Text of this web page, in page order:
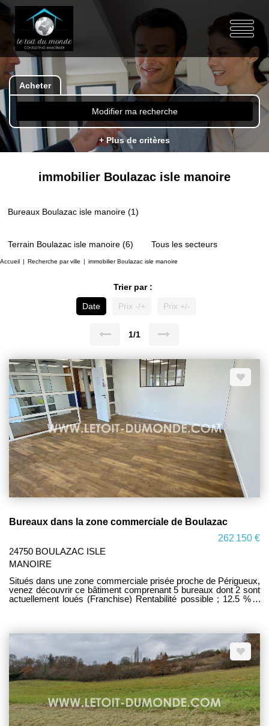
Acheter
Modifier ma recherche
+ Plus de critères
immobilier Boulazac isle manoire
Bureaux Boulazac isle manoire (1)
Terrain Boulazac isle manoire (6) Tous les secteurs
Accueil Recherche par ville immobilier Boulazac isle manoire
Trier par :
Date
Prix -/+ Prix +/-
1/1
Bureaux dans la zone commerciale de Boulazac
262 150 €
24750 BOULAZAC ISLE
MANOIRE
Situés dans une zone commerciale prisée proche de Périgueux,
venez découvrir ce bâtiment comprenant 5 bureaux dont 2 sont
actuellement loués (Franchise) Rentabilité possible ; 12.5 % A